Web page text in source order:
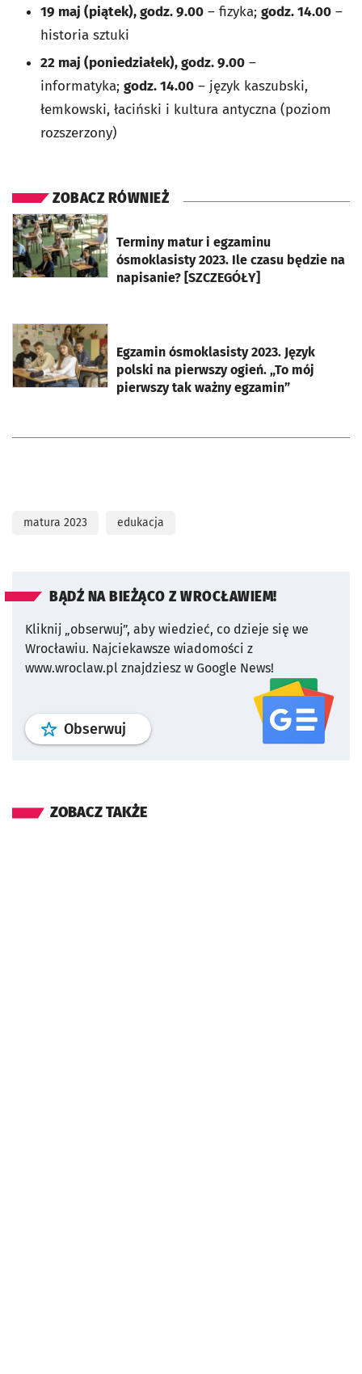
19 maj (piątek), godz. 9.00 – fizyka; godz. 14.00 –
historia sztuki
22 maj (poniedziałek), godz. 9.00 –
informatyka; godz. 14.00 – język kaszubski,
łemkowski, łaciński i kultura antyczna (poziom
rozszerzony)
ZOBACZ RÓWNIEŻ
Terminy matur i egzaminu
ósmoklasisty 2023. Ile czasu będzie na
napisanie? [SZCZEGÓŁY]
otworzy się w nowej karcie
Egzamin ósmoklasisty 2023. Język
polski na pierwszy ogień. „To mój
pierwszy tak ważny egzamin”
otworzy się w nowej karcie
matura 2023 edukacja
BĄDŹ NA BIEŻĄCO Z WROCŁAWIEM!
Kliknij „obserwuj”, aby wiedzieć, co dzieje się we
Wrocławiu. Najciekawsze wiadomości z
www.wroclaw.pl znajdziesz w Google News!
Obserwuj profil serwisu
ZOBACZ TAKŻE